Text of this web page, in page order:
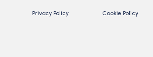
Privacy Policy Cookie Policy